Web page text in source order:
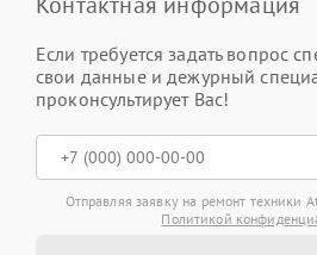
Если требуется задать вопрос
свои данные и дежурный
проконсультирует Вас!
Отправляя заявку на ремонт техники
Политикой